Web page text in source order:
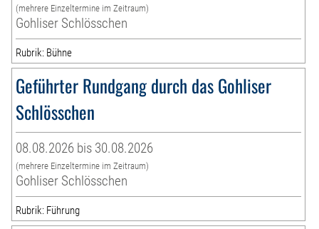
(mehrere Einzeltermine im Zeitraum)
Gohliser Schlösschen
Rubrik: Bühne
Geführter Rundgang durch das Gohliser
Schlösschen
08.08.2026 bis 30.08.2026
(mehrere Einzeltermine im Zeitraum)
Gohliser Schlösschen
Rubrik: Führung